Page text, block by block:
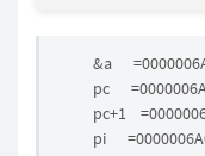
&a
pc
pc+1
pi